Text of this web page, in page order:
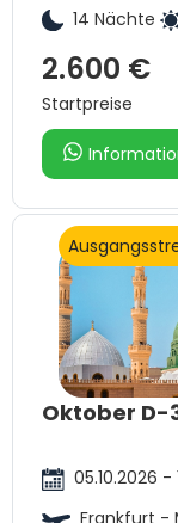
14 Nächte
2.600 €
Startpreise
Oktober D-
05.10.2026 -